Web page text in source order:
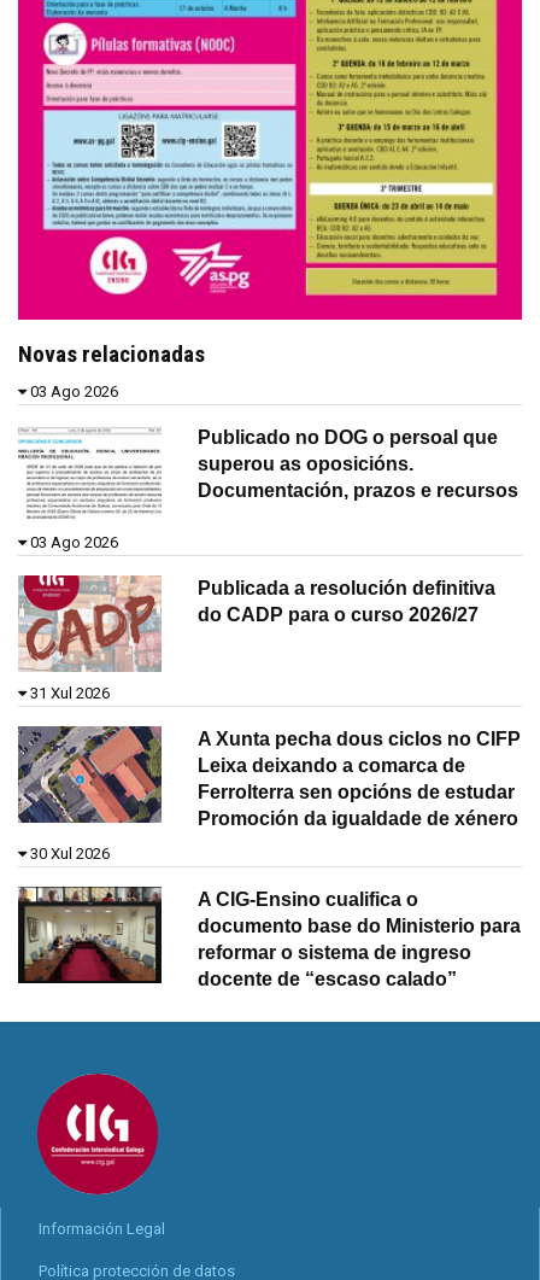
Novas relacionadas
03 Ago 2026
Publicado no DOG o persoal que
superou as oposicións.
Documentación, prazos e recursos
03 Ago 2026
Publicada a resolución definitiva
do CADP para o curso 2026/27
31 Xul 2026
A Xunta pecha dous ciclos no CIFP
Leixa deixando a comarca de
Ferrolterra sen opcións de estudar
Promoción da igualdade de xénero
30 Xul 2026
A CIG-Ensino cualifica o
documento base do Ministerio para
reformar o sistema de ingreso
docente de “escaso calado”
Información Legal
Política protección de datos